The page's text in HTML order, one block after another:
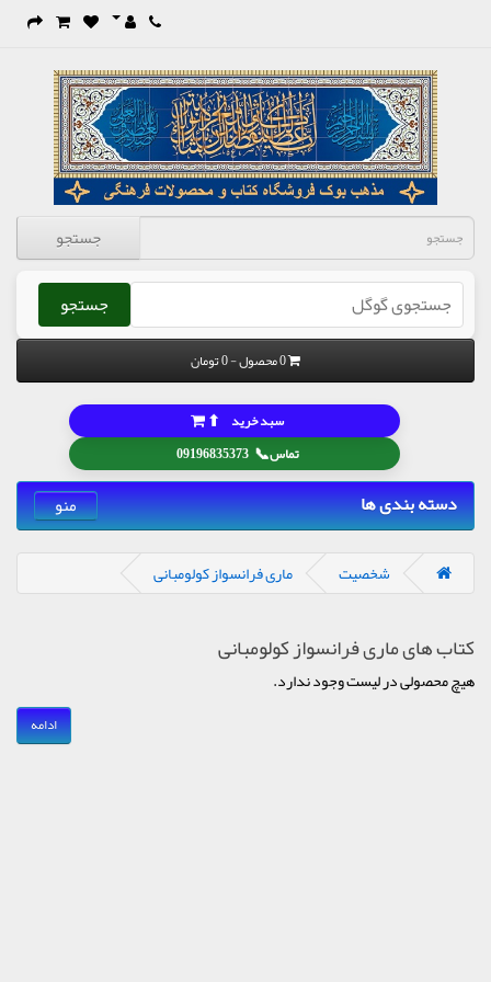
جستجو
جستجو
0 محصول - 0 تومان
تماس📞
09196835373
سبد خرید ⬆
دسته بندی ها منو
شخصیت ماری فرانسواز کولومبانی
کتاب های ماری فرانسواز کولومبانی
هیچ محصولی در لیست وجود ندارد.
ادامه